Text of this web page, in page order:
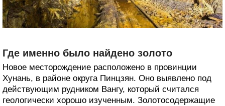
Где именно было найдено золото
Новое месторождение расположено в провинции
Хунань, в районе округа Пинцзян. Оно выявлено под
действующим рудником Вангу, который считался
геологически хорошо изученным. Золотосодержащие